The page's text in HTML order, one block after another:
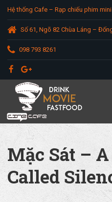
Hệ thống Cafe – Rạp chiếu phim
Số 61, Ngõ 82 Chùa Láng –
098 793 8261
Mặc Sát –
Called